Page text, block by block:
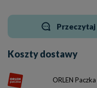
Koszty dostawy
ORLEN Paczka